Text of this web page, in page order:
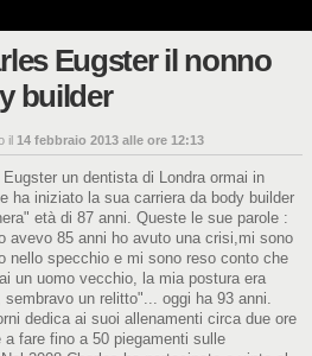
Eugster il nonno
builder
il 14 febbraio 2013 alle ore 12:13
Eugster un dentista di Londra ormai in
ha iniziato la sua carriera da body builder
età di 87 anni. Queste le sue parole :
avevo 85 anni ho avuto una crisi,mi sono
nello specchio e mi sono reso conto che
un uomo vecchio, la mia postura era
sembravo un relitto"... oggi ha 93 anni.
dedica ai suoi allenamenti circa due ore
a fare fino a 50 piegamenti sulle